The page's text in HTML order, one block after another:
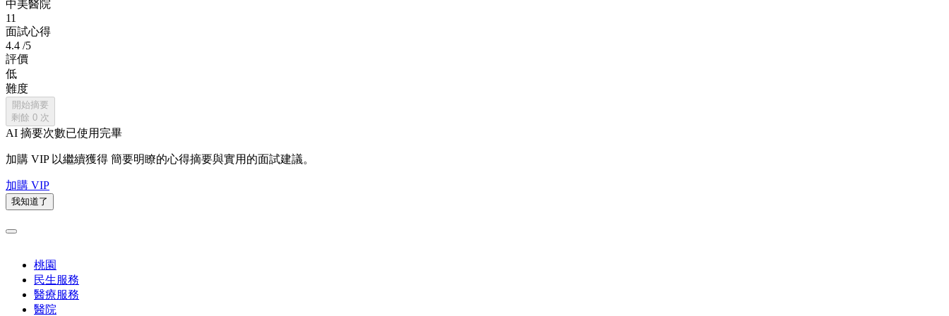
中美醫院
11
面試心得
4.4 /5
評價
低
難度
開始摘要
剩餘 0 次
AI 摘要次數已使用完畢
加購 VIP 以繼續獲得 簡要明瞭的心得摘要與實用的面試建議。
加購 VIP
我知道了
桃園
民生服務
醫療服務
醫院